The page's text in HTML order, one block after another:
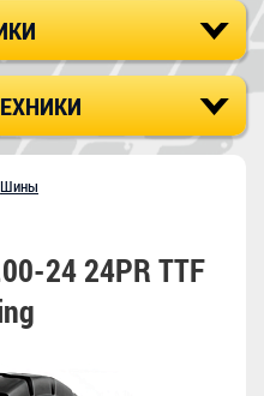
Шины
24 24PR TTF